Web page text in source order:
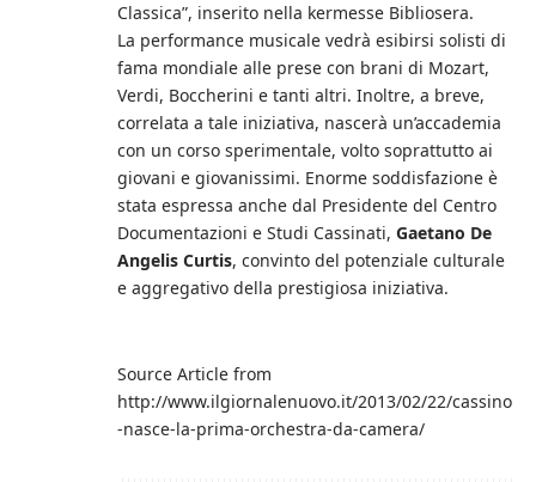
Classica”, inserito nella kermesse Bibliosera.
La performance musicale vedrà esibirsi solisti di
fama mondiale alle prese con brani di Mozart,
Verdi, Boccherini e tanti altri. Inoltre, a breve,
correlata a tale iniziativa, nascerà un’accademia
con un corso sperimentale, volto soprattutto ai
giovani e giovanissimi. Enorme soddisfazione è
stata espressa anche dal Presidente del Centro
Documentazioni e Studi Cassinati, Gaetano De
Angelis Curtis, convinto del potenziale culturale
e aggregativo della prestigiosa iniziativa.
Source Article from
http://www.ilgiornalenuovo.it/2013/02/22/cassino
-nasce-la-prima-orchestra-da-camera/